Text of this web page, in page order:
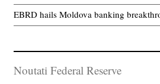
EBRD hails Moldova banking
Noutati Federal Reserve